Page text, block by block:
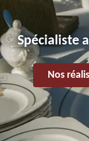
Spécialiste
Nos